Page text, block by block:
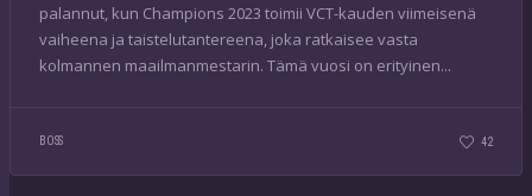
palannut, kun Champions 2023 toimii VCT-kauden viimeisenä
vaiheena ja taistelutantereena, joka ratkaisee vasta
kolmannen maailmanmestarin. Tämä vuosi on erityinen...
BOSS 42